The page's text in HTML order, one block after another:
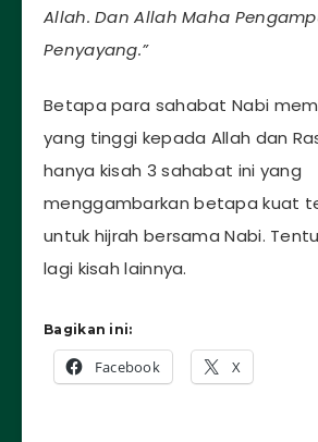
Allah. Dan Allah Maha
Penyayang.”
Betapa para sahabat Nabi
yang tinggi kepada Allah dan
hanya kisah 3 sahabat ini yang
menggambarkan betapa kuat
untuk hijrah bersama Nabi.
lagi kisah lainnya.
Bagikan ini:
Facebook X